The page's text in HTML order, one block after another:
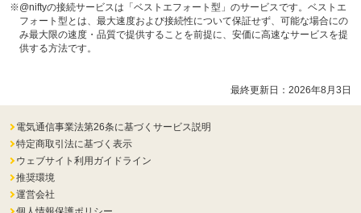
※@niftyの接続サービスは「ベストエフォート型」のサービスです。ベストエ
フォート型とは、最大速度および接続性について保証せず、可能な場合にの
み最大限の速度・品質で提供することを前提に、安価に高速なサービスを提
供する方法です。
最終更新日： 2026年8月3日
電気通信事業法第26条に基づくサービス説明
特定商取引法に基づく表示
ウェブサイト利用ガイドライン
推奨環境
運営会社